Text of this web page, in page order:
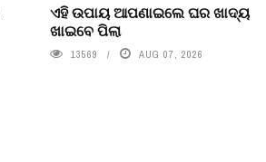
ଏହି ଉପାୟ ଆପଣାଇଲେ ଘର ଖାଦ୍ୟ
ଖାଇବେ ପିଲା
13569 AUG 07, 2026